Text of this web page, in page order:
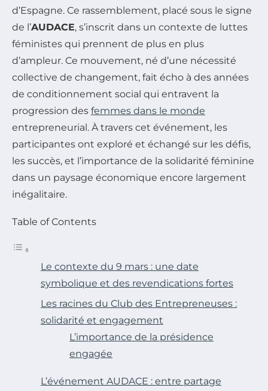
d’Espagne. Ce rassemblement, placé sous le signe
de l’AUDACE, s’inscrit dans un contexte de luttes
féministes qui prennent de plus en plus
d’ampleur. Ce mouvement, né d’une nécessité
collective de changement, fait écho à des années
de conditionnement social qui entravent la
progression des femmes dans le monde
entrepreneurial. À travers cet événement, les
participantes ont exploré et échangé sur les défis,
les succès, et l’importance de la solidarité féminine
dans un paysage économique encore largement
inégalitaire.
Table of Contents
Le contexte du 9 mars : une date
symbolique et des revendications fortes
Les racines du Club des Entrepreneuses :
solidarité et engagement
L’importance de la présidence
engagée
L’événement AUDACE : entre partage